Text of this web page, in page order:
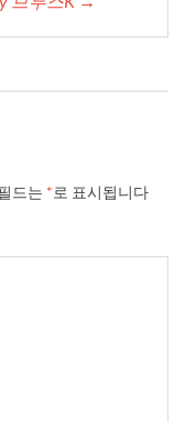
드는 *로 표시됩니다